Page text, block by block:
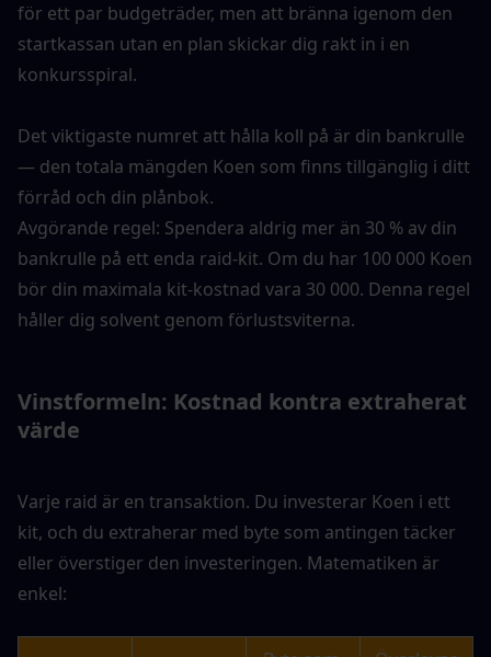
för ett par budgeträder, men att bränna igenom den
startkassan utan en plan skickar dig rakt in i en
konkursspiral.
Det viktigaste numret att hålla koll på är din bankrulle
— den totala mängden Koen som finns tillgänglig i ditt
förråd och din plånbok.
Avgörande regel: Spendera aldrig mer än 30 % av din
bankrulle på ett enda raid-kit. Om du har 100 000 Koen
bör din maximala kit-kostnad vara 30 000. Denna regel
håller dig solvent genom förlustsviterna.
Vinstformeln: Kostnad kontra extraherat
värde
Varje raid är en transaktion. Du investerar Koen i ett
kit, och du extraherar med byte som antingen täcker
eller överstiger den investeringen. Matematiken är
enkel: